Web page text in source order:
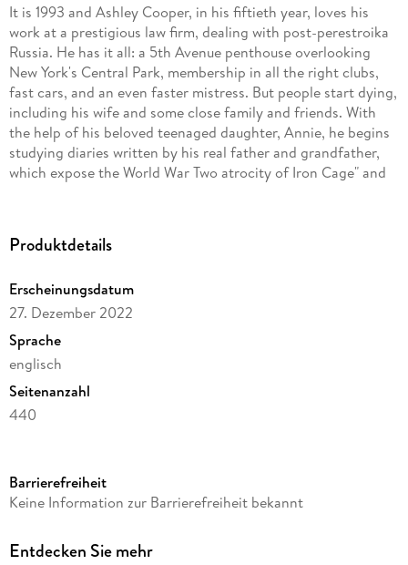
It is 1993 and Ashley Cooper, in his fiftieth year, loves his
work at a prestigious law firm, dealing with post-perestroika
Russia. He has it all: a 5th Avenue penthouse overlooking
New York's Central Park, membership in all the right clubs,
fast cars, and an even faster mistress. But people start dying,
including his wife and some close family and friends. With
the help of his beloved teenaged daughter, Annie, he begins
studying diaries written by his real father and grandfather,
which expose the World War Two atrocity of Iron Cage" and
century, and he must be severely tested by the formidable
millennia. This is the first novel in a series called People of
the Blood.
Produktdetails
Erscheinungsdatum
27. Dezember 2022
Sprache
englisch
Seitenanzahl
440
Verlag/Hersteller
Produktart
Barrierefreiheit
Keine Information zur Barrierefreiheit bekannt
Entdecken Sie mehr